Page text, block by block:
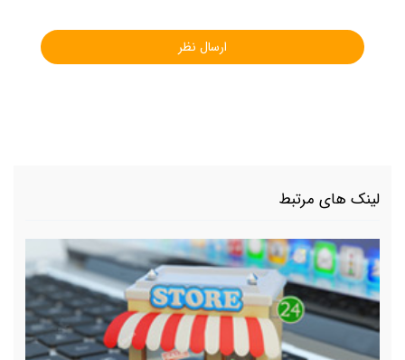
لینک های مرتبط